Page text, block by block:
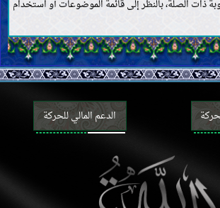
والشهادة
في المال)
المحرّمة
والرهن
والعارية والقرض والحوالة
والمساقاة والشركة والصلح
والوكالة
وتربية الأطفال
والإيلاء والعدّة
ذات الصلة، بالنظر إلى قائمة الموضوعات أو استخدام
الدعم المالي للحركة